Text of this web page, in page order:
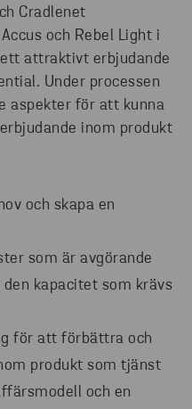
Cradlenet
och Rebel Light i
attraktivt erbjudande
Under processen
aspekter för att kunna
inom produkt
och skapa en
som är avgörande
kapacitet som krävs
för att förbättra och
produkt som tjänst
och en